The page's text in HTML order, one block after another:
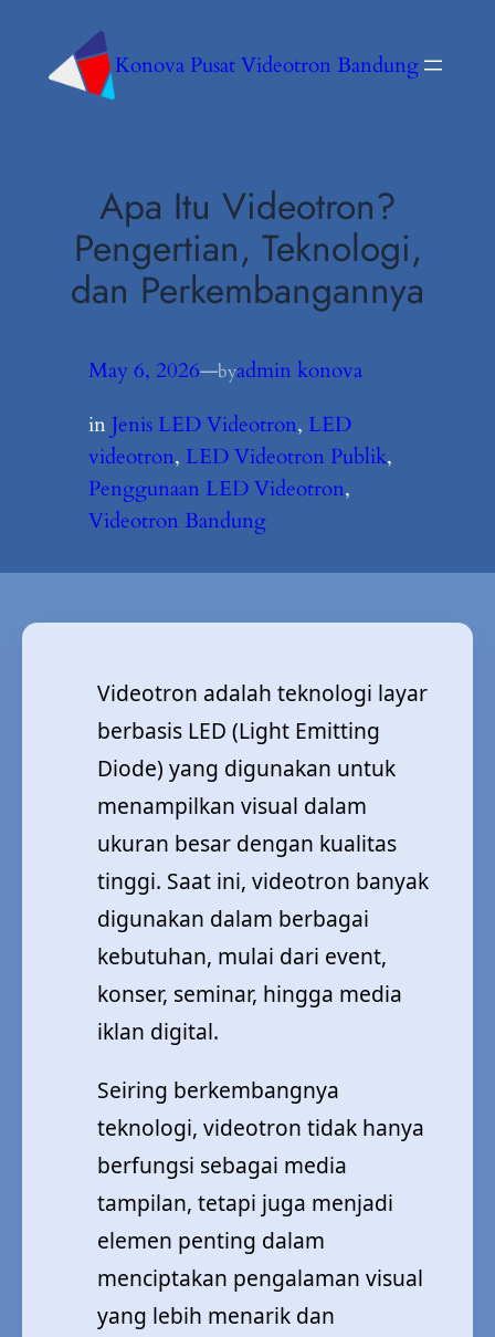
Konova Pusat Videotron Bandung
Apa Itu Videotron?
Pengertian, Teknologi,
dan Perkembangannya
May 6, 2026—byadmin konova
in Jenis LED Videotron, LED
videotron, LED Videotron Publik
Penggunaan LED Videotron
Videotron Bandung
Videotron adalah teknologi layar
berbasis LED (Light Emitting
Diode) yang digunakan untuk
menampilkan visual dalam
ukuran besar dengan kualitas
tinggi. Saat ini, videotron banyak
digunakan dalam berbagai
kebutuhan, mulai dari event,
konser, seminar, hingga media
iklan digital.
Seiring berkembangnya
teknologi, videotron tidak hanya
berfungsi sebagai media
tampilan, tetapi juga menjadi
elemen penting dalam
menciptakan pengalaman visual
yang lebih menarik dan